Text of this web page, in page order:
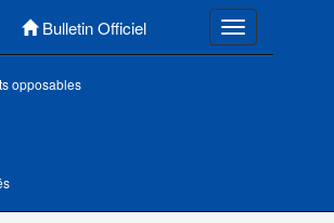
Bulletin Officiel Toggle
opposables